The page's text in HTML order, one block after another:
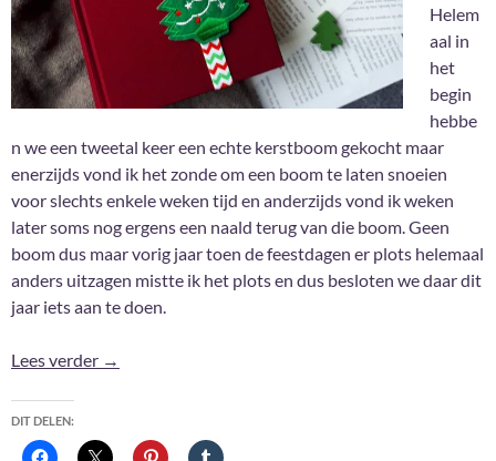
Helem
aal in
het
begin
hebbe
n we een tweetal keer een echte kerstboom gekocht maar
enerzijds vond ik het zonde om een boom te laten snoeien
voor slechts enkele weken tijd en anderzijds vond ik weken
later soms nog ergens een naald terug van die boom. Geen
boom dus maar vorig jaar toen de feestdagen er plots helemaal
anders uitzagen mistte ik het plots en dus besloten we daar dit
jaar iets aan te doen.
Lees verder Accio kerstboom!
→
DIT DELEN: